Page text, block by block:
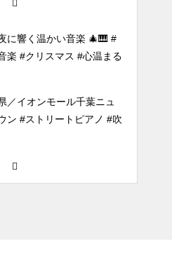
に響く温かい音楽 🎄🎹 #
楽 #クリスマス #心温まる
／イオンモール千葉ニュ
ン #ストリートピアノ #吹
#shorts #shortsdaily #sh